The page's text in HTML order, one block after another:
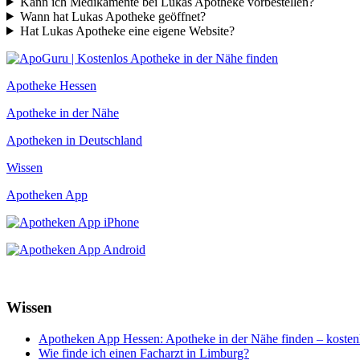
Wann hat Lukas Apotheke geöffnet?
Hat Lukas Apotheke eine eigene Website?
Apotheke Hessen
Apotheke in der Nähe
Apotheken in Deutschland
Wissen
Apotheken App
Wissen
Apotheken App Hessen: Apotheke in der Nähe finden –
Wie finde ich einen Facharzt in Limburg?